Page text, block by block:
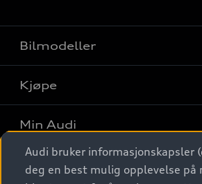
Bilmodeller
Finn din Audi
Sammenlign bilmodeller
Elbiler
SUV
Kjøpe
Kjøpshjelp
Biler på lager
Min Audi
Behold nybilfølelsen
Digitale tjenester
Audi bruker informasjonskapsler
deg en best mulig opplevelse